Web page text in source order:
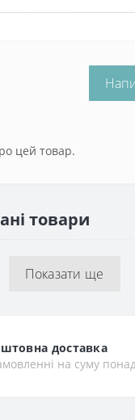
цей товар.
товари
Показати ще
доставка
на суму